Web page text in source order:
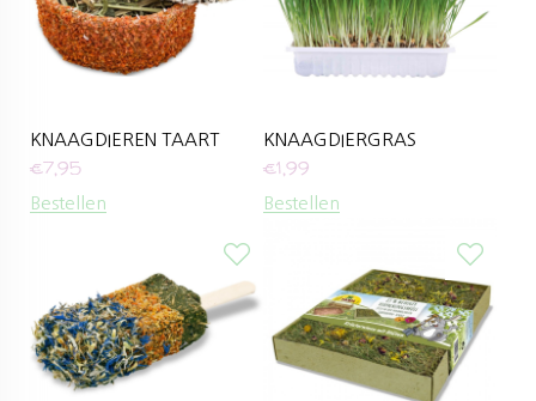
KNAAGDIEREN TAART
€7,95
Bestellen
KNAAGDIERGRAS
€1,99
Bestellen